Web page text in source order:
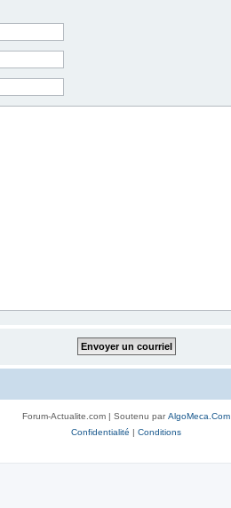
Forum-Actualite.com | Soutenu parAlgoMeca.Com
Confidentialité | Conditions